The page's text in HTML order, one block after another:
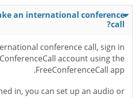
an international conference
call?
conference call, sign in
account using the
FreeConferenceCall app.
in, you can set up an audio or